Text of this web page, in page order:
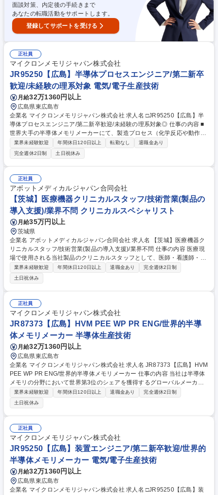
面談対策、内定後の手続きまで
あなたの転職活動をサポートします。
登録してサポートを受ける
正社員
マイクロンメモリジャパン株式会社
JR95250【広島】半導体プロセスエンジニア/第二新卒
歓迎/未経験の理系対象 電気/電子生産技術
月給32万1360円以上
広島県東広島市
企業名 マイクロンメモリジャパン株式会社 求人名 □JR95250【広島】半
導体プロセスエンジニア/第二新卒歓迎/未経験の理系対象◎ 仕事の内容 ■
世界大手の半導体メモリメーカーにて、製造プロセス（化学反応や動作条
件）の最適化を担う半導体プロセスエンジニア。理系の素養を活かし、最
先端装置の立ち上げや量産改善、品質向上を推進していただきます。 【詳
細】プロセスエンジニア：各半導体プロセスにおける化学反応や動作条件
の最適化を行い、新しい装置や条件を生産に適用する業務。半導体プロセ
スは8つの工程プロセスに分かれており、ご経験に合わせて各チームへの
配属を検討させていただきます。 【魅力】半導体メモリは、今後のIT社会
の発展には欠かせず、自身の仕事を通じて世の中の発展に貢献することが
できるやりがいがございます。 募集職種 □JR95250【広島】半導体プロ
セスエンジニア/第二新卒歓迎/未経験の理系対象◎
業界未経験歓迎 年間休日120日以上 転勤なし
退職金あり
完全週休2日制
土日祝休み
正社員
アボットメディカルジャパン合同会社
【茨城】医療機器クリニカルスタッフ/技術営業(製品の
導入支援)/業界不問 クリニカルスペシャリスト
月給35万円以上
茨城県
企業名 アボットメディカルジャパン合同会社 求人名 【茨城】医療機器ク
リニカルスタッフ/技術営業(製品の導入支援)/業界不問 仕事の内容 医療現
場で使用される当社製品のクリニカルスタッフとして、医師・看護師・臨
床工学技士などの医療従事者に対し、製品導入の支援、操作トレーニン
グ、手術立ち合い等をお任せします。※EP領域の知見を活かせます。
【事業部情報/カテーテルアブレーション治療とは？】高周波エネルギーを
カテーテルで心臓内に送り、不整脈の原因となる心筋の一部を焼灼して治
療します。入院期間も短く、2-4時間程度の施術等、身体的負担も比較的
小さいことが特徴です。 ★医療現場の課題解決に直接貢献できる、意義の
ある仕事です。 ★希望者は、海外の同職種メンバーとの技術・知識交流に
も参加可能。 募集職種 【茨城】医療機器クリニカルスタッフ/技術営業(製
品の導入支援)/業界不問
業界未経験歓迎 年間休日120日以上 退職金あり
完全週休2日制
土日祝休み
正社員
マイクロンメモリジャパン株式会社
JR87373【広島】HVM PEE WP PR ENG/世界的半導
体メモリメーカー 半導体生産技術
月給32万1360円以上
広島県東広島市
企業名 マイクロンメモリジャパン株式会社 求人名 JR87373【広島】HVM
PEE WP PR ENG/世界的半導体メモリメーカー 仕事の内容 当社は半導体
メモリの分野において世界第3位のシェアを獲得するグローバルメーカー
です。今回は、そんな当社のHVM PEE WP PR ENGとして、下記の業務
をお任せ致します。 【詳細】■プロセス条件とテクノロジー開発、改善 ■
プロセス能力を向上させ、生産コストを削減 ■プロセス管理プロジェクト
の確立、修正 ■多様な半導体装置におけるプロセスパラメーターをセット
アップ ■新しい装置/材料を評価し、生産稼働への展開、プランの策定を実
施 ■異常発生時の解析と改善 募集職種 JR87373【広島】HVM PEE WP P
R ENG/世界的半導体メモリメーカー
業界未経験歓迎 年間休日120日以上 退職金あり
完全週休2日制
土日祝休み
正社員
マイクロンメモリジャパン株式会社
JR95250【広島】装置エンジニア/第二新卒歓迎/世界的
半導体メモリメーカー 電気/電子生産技術
月給32万1360円以上
広島県東広島市
企業名 マイクロンメモリジャパン株式会社 求人名 □JR95250【広島】装